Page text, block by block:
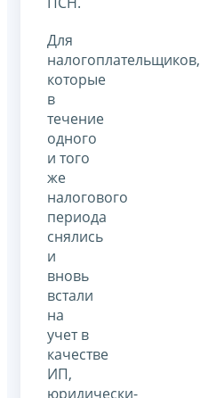
Для
налогоплательщиков,
которые
в
течение
одного
и того
же
налогового
периода
снялись
и
вновь
встали
на
учет в
качестве
ИП,
юридически-